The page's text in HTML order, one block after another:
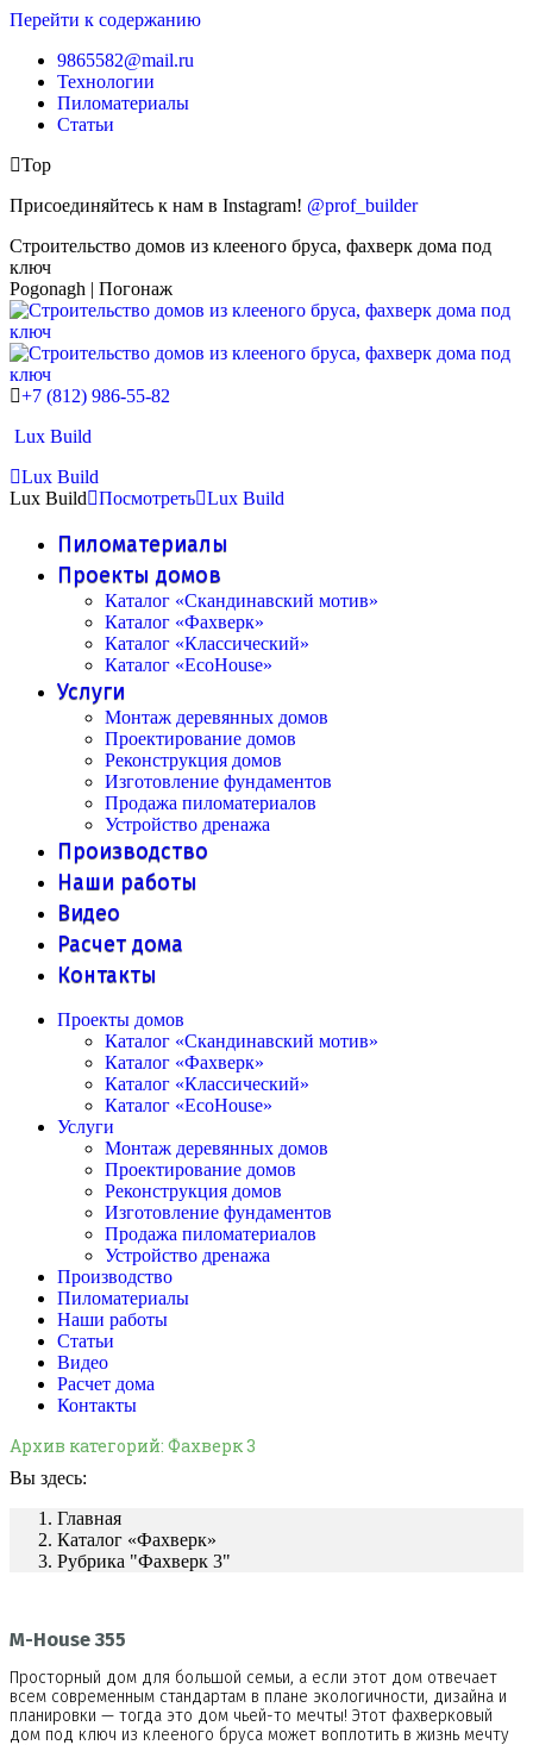
Перейти к содержанию
9865582@mail.ru
Технологии
Пиломатериалы
Статьи
Top
Присоединяйтесь к нам в Instagram! @prof_builder
Строительство домов из клееного бруса, фахверк дома под
ключ
Pogonagh | Погонаж
+7 (812) 986-55-82
Lux Build
Lux Build
Lux Build
Посмотреть Lux Build
Пиломатериалы
Проекты домов
Каталог «Скандинавский мотив»
Каталог «Фахверк»
Каталог «Классический»
Каталог «EcoHouse»
Услуги
Монтаж деревянных домов
Проектирование домов
Реконструкция домов
Изготовление фундаментов
Продажа пиломатериалов
Устройство дренажа
Производство
Наши работы
Видео
Расчет дома
Контакты
Проекты домов
Каталог «Скандинавский мотив»
Каталог «Фахверк»
Каталог «Классический»
Каталог «EcoHouse»
Услуги
Монтаж деревянных домов
Проектирование домов
Реконструкция домов
Изготовление фундаментов
Продажа пиломатериалов
Устройство дренажа
Производство
Пиломатериалы
Наши работы
Статьи
Видео
Расчет дома
Контакты
Архив категорий: Фахверк 3
Вы здесь:
Главная
Каталог «Фахверк»
Рубрика "Фахверк 3"
M-House 355
Просторный дом для большой семьи, а если этот дом отвечает
всем современным стандартам в плане экологичности, дизайна и
планировки — тогда это дом чьей-то мечты! Этот фахверковый
дом под ключ из клееного бруса может воплотить в жизнь мечту